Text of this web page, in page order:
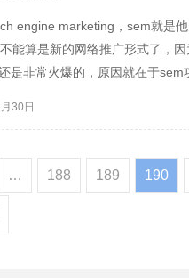
engine marketing，sem就是
能算是新的网络推广形式了，
是非常火爆的，原因就在于
30日
… 188 189 190